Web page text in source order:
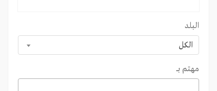
البلد
الكل
مهتم بـــ